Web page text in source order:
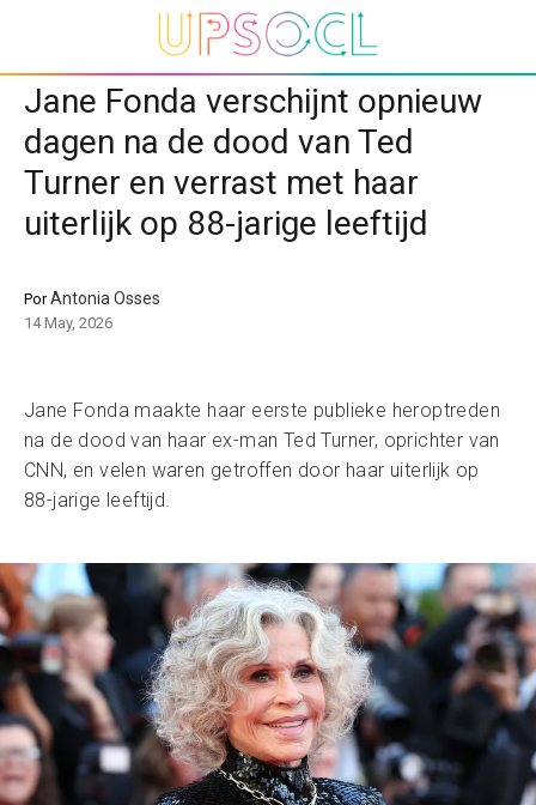
Jane Fonda verschijnt opnieuw
dagen na de dood van Ted
Turner en verrast met haar
uiterlijk op 88-jarige leeftijd
PorAntonia Osses
14 May, 2026
Jane Fonda maakte haar eerste publieke heroptreden
na de dood van haar ex-man Ted Turner, oprichter van
CNN, en velen waren getroffen door haar uiterlijk op
88-jarige leeftijd.